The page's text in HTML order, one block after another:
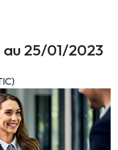
25/01/2023